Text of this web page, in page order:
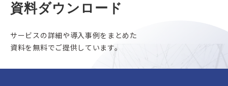
資料ダウンロード
サービスの詳細や導入事例をまとめた
資料を無料でご提供しています。